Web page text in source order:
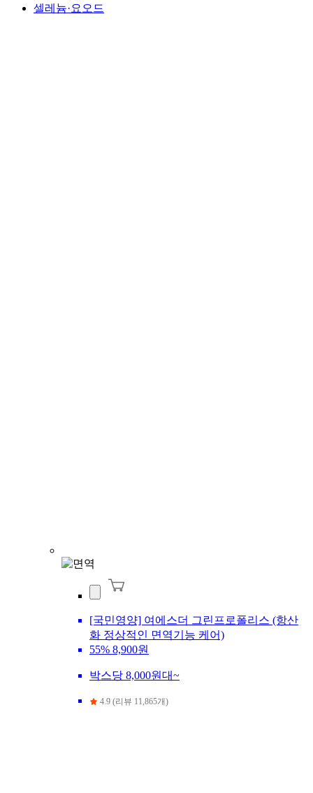
셀레늄·요오드
[국민영양] 여에스더 그린프로폴리스 (항산
화 정상적인 면역기능 케어)
55% 8,900원
박스당 8,000원대~
4.9 (리뷰 11,865개)